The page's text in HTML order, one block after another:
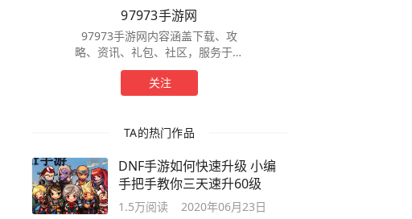
97973手游网
97973手游网内容涵盖下载、攻
略、资讯、礼包、社区，服务于全
球手游玩家，为玩家提供一站式服
务。
关注
TA的热门作品
DNF手游如何快速升级 小编
手把手教你三天速升60级
1.5万阅读 2020年06月23日